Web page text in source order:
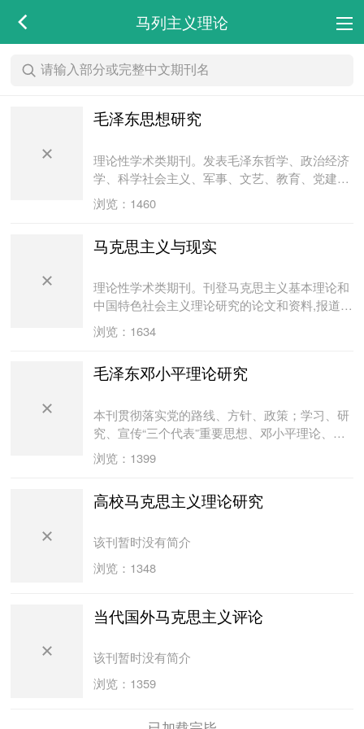
马列主义理论
毛泽东思想研究
理论性学术类期刊。发表毛泽东哲学、政治经济
学、科学社会主义、军事、文艺、教育、党建思
想的论文,邓小平建设有中国特色社会主义理论的
文章。
浏览：1460
马克思主义与现实
理论性学术类期刊。刊登马克思主义基本理论和
中国特色社会主义理论研究的论文和资料,报道马
列著作编译的重大变动,研究宣传党的重大方针政
策的文章。
浏览：1634
毛泽东邓小平理论研究
本刊贯彻落实党的路线、方针、政策；学习、研
究、宣传“三个代表”重要思想、邓小平理论、毛
泽东思想；探索我国改革开放和现代化建设所取
得的成就和经验、中国特色社会主义理论和实践
想、文化等领域中的新情况、新问题及国外有关
浏览：1399
高校马克思主义理论研究
该刊暂时没有简介
浏览：1348
当代国外马克思主义评论
该刊暂时没有简介
浏览：1359